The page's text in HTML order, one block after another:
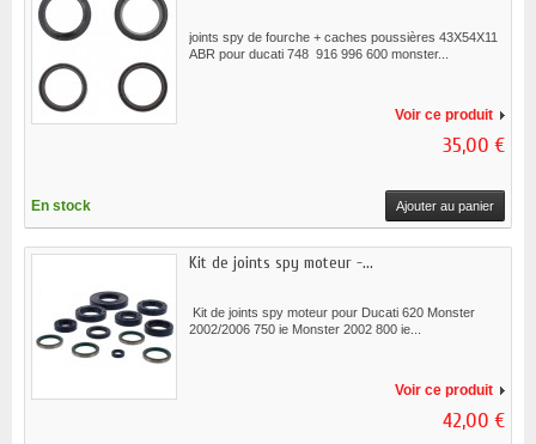
joints spy de fourche + caches poussières 43X54X11
ABR pour ducati 748 916 996 600 monster...
Voir ce produit
35,00 €
En stock Ajouter au panier
Kit de joints spy moteur -...
Kit de joints spy moteur pour Ducati 620 Monster
2002/2006 750 ie Monster 2002 800 ie...
Voir ce produit
42,00 €